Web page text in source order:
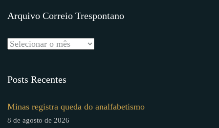
Arquivo Correio Trespontano
Posts Recentes
Minas registra queda do analfabetismo
8 de agosto de 2026